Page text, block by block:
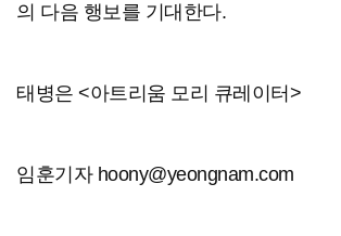
의 다음 행보를 기대한다.
태병은 <아트리움 모리 큐레이터>
임훈기자 hoony@yeongnam.com